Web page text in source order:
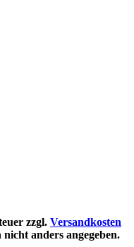
zzgl. Versandkosten
anders angegeben.